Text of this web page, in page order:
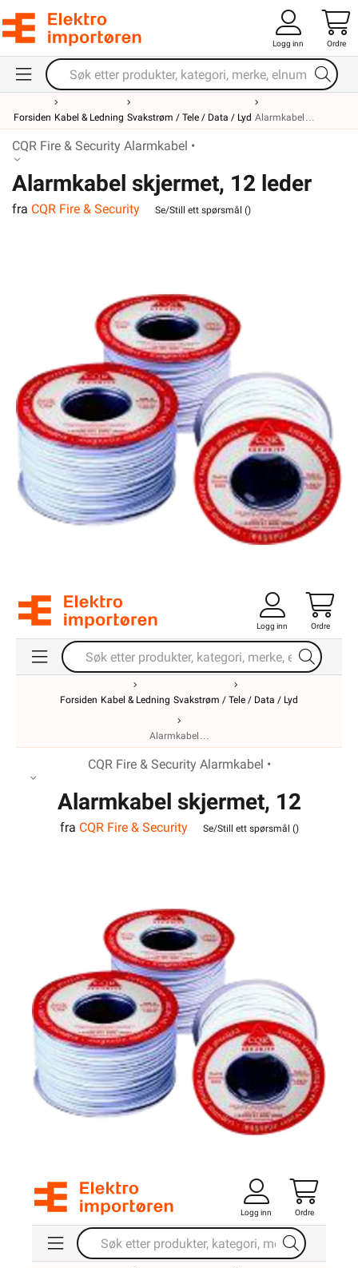
Logg inn Ordre
Forsiden Kabel & Ledning Svakstrøm / Tele / Data / Lyd Alarmkabel
CQR Fire & Security Alarmkabel •
Alarmkabel skjermet, 12 leder
fra CQR Fire & Security Se/Still ett spørsmål ()
Logg inn Ordre
Forsiden Kabel & Ledning Svakstrøm / Tele / Data / Lyd
Alarmkabel
CQR Fire & Security Alarmkabel •
Alarmkabel skjermet, 12
leder
fra CQR Fire & Security Se/Still ett spørsmål ()
Logg inn Ordre